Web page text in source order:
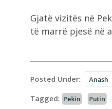
Gjatë vizitës në
të marrë pjesë në
Posted Under: Anash
Tagged: Pekin Putin